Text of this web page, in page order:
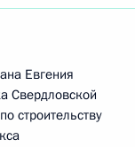
Евгения
Свердловской
строительству